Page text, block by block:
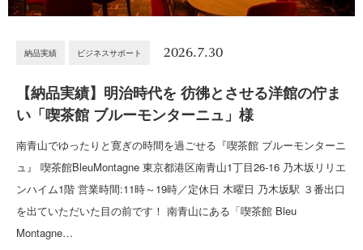
納品実績 ビジネスサポート 2026.7.30
【納品実績】明治時代を 彷彿とさせる洋館の佇ま
い「喫茶館 ブルーモンターニュ」様
南青山でゆったりと寛ぎの時間を過ごせる『喫茶館 ブルーモンターニ
ュ』 喫茶館BleuMontagne 東京都港区南青山1丁目26-16 乃木坂リリエ
ンハイム1階 営業時間:11時～19時／定休日 木曜日 乃木坂駅 ３番出口
を出ていただいた目の前です！ 南青山にある「喫茶館 Bleu
Montagne…